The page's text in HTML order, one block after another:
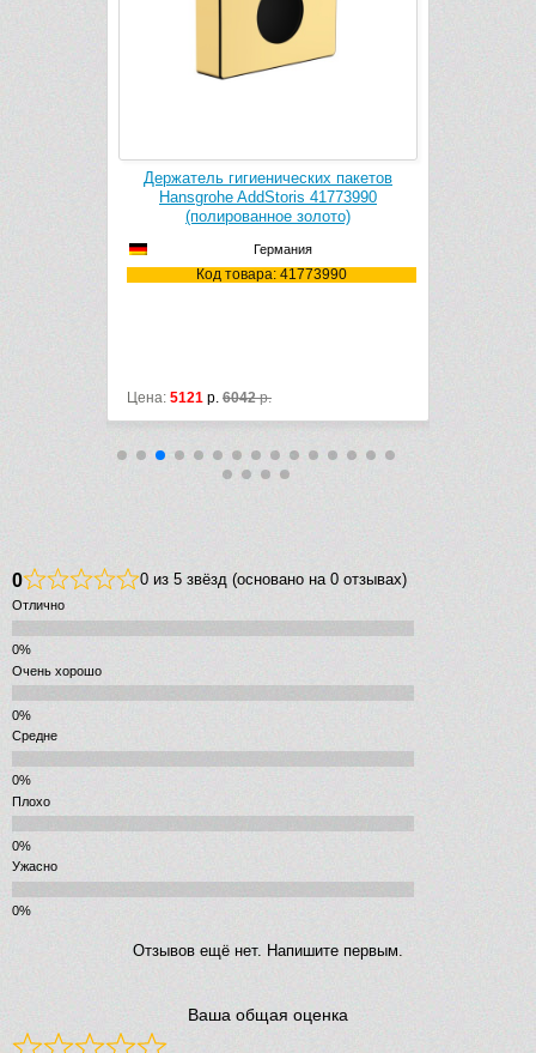
Держатель гигиенических пакетов
Hansgrohe AddStoris 41773990
(полированное золото)
Германия
Код товара: 41773990
Цена: 5121 р. 6042р.
0 0 из 5 звёзд (основано на 0 отзывах)
Отлично
Очень хорошо
Средне
Плохо
Ужасно
Отзывов ещё нет. Напишите первым.
Ваша общая оценка